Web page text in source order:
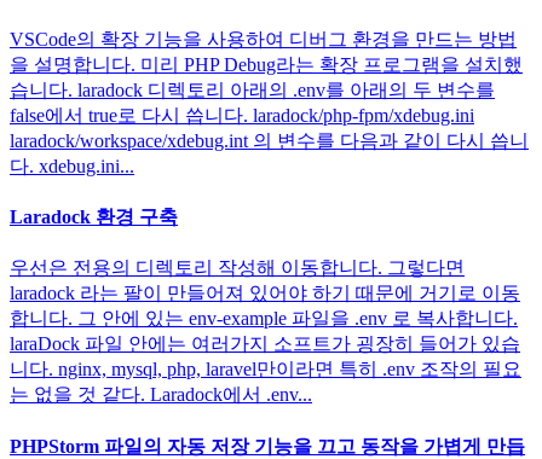
VSCode의 확장 기능을 사용하여 디버그 환경을 만드는 방법
을 설명합니다. 미리 PHP Debug라는 확장 프로그램을 설치했
습니다. laradock 디렉토리 아래의 .env를 아래의 두 변수를
false에서 true로 다시 씁니다. laradock/php-fpm/xdebug.ini
laradock/workspace/xdebug.int 의 변수를 다음과 같이 다시 씁니
다. xdebug.ini...
Laradock 환경 구축
우선은 전용의 디렉토리 작성해 이동합니다. 그렇다면
laradock 라는 팔이 만들어져 있어야 하기 때문에 거기로 이동
합니다. 그 안에 있는 env-example 파일을 .env 로 복사합니다.
laraDock 파일 안에는 여러가지 소프트가 굉장히 들어가 있습
니다. nginx, mysql, php, laravel만이라면 특히 .env 조작의 필요
는 없을 것 같다. Laradock에서 .env...
PHPStorm 파일의 자동 저장 기능을 끄고 동작을 가볍게 만듭